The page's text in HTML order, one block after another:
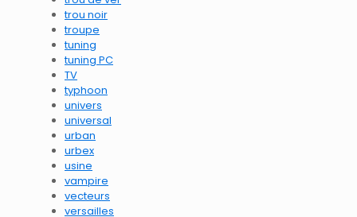
trou noir
troupe
tuning
tuning PC
TV
typhoon
univers
universal
urban
urbex
usine
vampire
vecteurs
versailles